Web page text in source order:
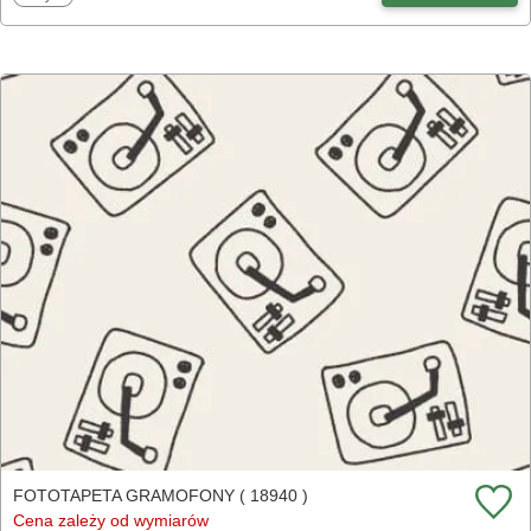
FOTOTAPETA GRAMOFONY ( 18940 )
Cena zależy od wymiarów